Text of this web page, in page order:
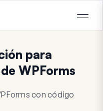
para
WPForms
con código